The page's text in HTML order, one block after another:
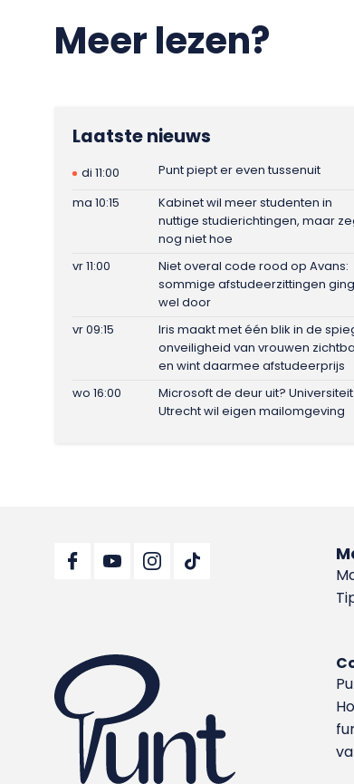
Meer lezen?
Laatste nieuws
di 11:00
Punt piept er even tussenuit
ma 10:15
Kabinet wil meer studenten in
nuttige studierichtingen, maar
nog niet hoe
vr 11:00
Niet overal code rood op Avans:
sommige afstudeerzittingen
wel door
vr 09:15
Iris maakt met één blik in de
onveiligheid van vrouwen
en wint daarmee afstudeerprijs
wo 16:00
Microsoft de deur uit? Universiteit
Utrecht wil eigen mailomgeving